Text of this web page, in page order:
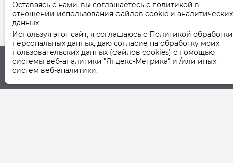
Оставаясь с нами, вы соглашаетесь с политикой в
отношении использования файлов cookie и аналитических
данных
Используя этот сайт, я соглашаюсь с Политикой обработки
персональных данных, даю согласие на обработку моих
пользовательских данных (файлов cookies) с помощью
системы веб-аналитики "Яндекс-Метрика" и /или иных
систем веб-аналитики.